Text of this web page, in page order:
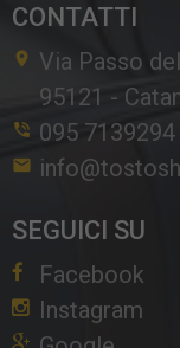
CONTATTI
Via Passo
95121 -
095 7139294
SEGUICI SU
Facebook
Instagram